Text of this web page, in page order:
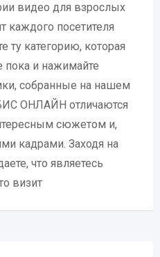
видео для взрослых
каждого посетителя
ту категорию, которая
пока и нажимайте
собранные на нашем
ОНЛАЙН отличаются
сюжетом и,
кадрами. Заходя на
что являетесь
визит